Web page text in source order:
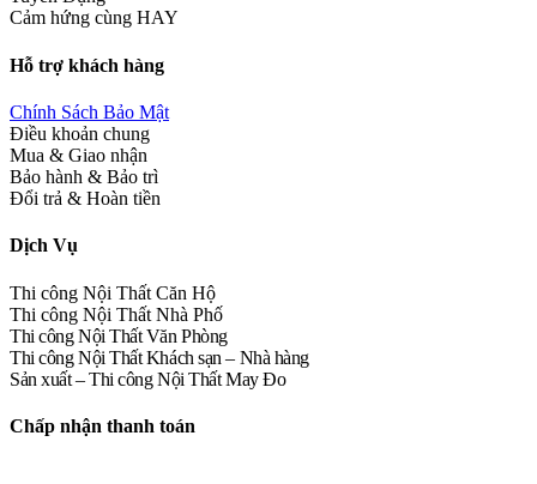
Cảm hứng cùng HAY
Hỗ trợ khách hàng
Chính Sách Bảo Mật
Điều khoản chung
Mua & Giao nhận
Bảo hành & Bảo trì
Đổi trả & Hoàn tiền
Dịch Vụ
Thi công Nội Thất Căn Hộ
Thi công Nội Thất Nhà Phố
Thi công Nội Thất Văn Phòng
Thi công Nội Thất Khách sạn – Nhà hàng
Sản xuất – Thi công Nội Thất May Đo
Chấp nhận thanh toán